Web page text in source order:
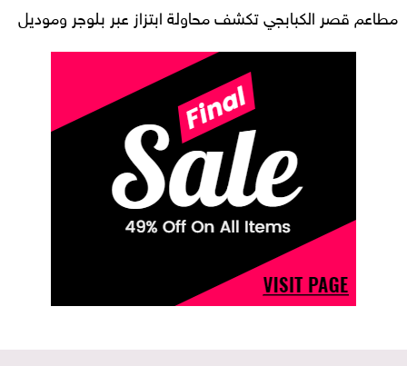
مطاعم قصر الكبابجي تكشف محاولة ابتزاز عبر بلوجر وموديل